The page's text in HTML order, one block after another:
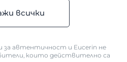
всички
за автентичност и Eucerin не
които действително са